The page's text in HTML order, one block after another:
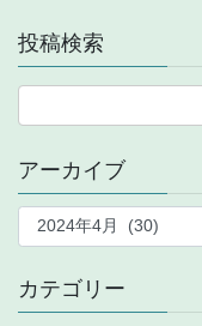
投稿検索
アーカイブ
ア
イ
カテゴリー